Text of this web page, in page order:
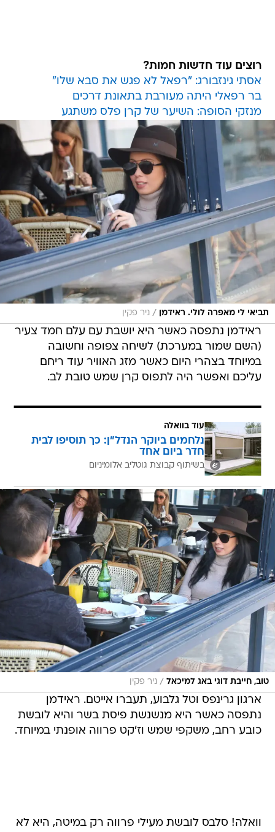
רוצים עוד חדשות חמות?
אסתי גינזבורג: "רפאל לא פגש את סבא שלו"
בר רפאלי היתה מעורבת בתאונת דרכים
מנזקי הסופה: השיער של קרן פלס משתגע
תביאי לי מאפרה לולי. ראידמן / ניר פקין
ראידמן נתפסה כאשר היא יושבת עם עלם חמד צעיר
(השם שמור במערכת) לשיחה צפופה וחשובה
במיוחד בצהרי היום כאשר מזג האוויר עוד ריחם
עליכם ואפשר היה לתפוס קרן שמש טובת לב.
עוד בוואלה
נלחמים ביוקר הנדל"ן: כך תוסיפו לבית
חדר ביום אחד
בשיתוף קבוצת גוטליב אלומיניום
טוב, חייבת דוגי באג למיכאל / ניר פקין
ארגון גרינפס וטל גלבוע, תעברו אייטם. ראידמן
נתפסה כאשר היא מנשנשת פיסת בשר והיא לובשת
כובע רחב, משקפי שמש וז'קט פרווה אופנתי במיוחד.
וואלה! סלבס לובשת מעילי פרווה רק במיטה, היא לא